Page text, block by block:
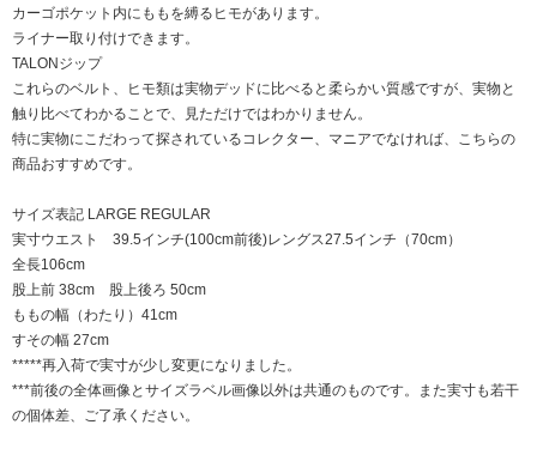
カーゴポケット内にももを縛るヒモがあります。
ライナー取り付けできます。
TALONジップ
これらのベルト、ヒモ類は実物デッドに比べると柔らかい質感ですが、実物と
触り比べてわかることで、見ただけではわかりません。
特に実物にこだわって探されているコレクター、マニアでなければ、こちらの
商品おすすめです。
サイズ表記 LARGE REGULAR
実寸ウエスト 39.5インチ(100cm前後)レングス27.5インチ（70cm）
全長106cm
股上前 38cm 股上後ろ 50cm
ももの幅（わたり）41cm
すその幅 27cm
*****再入荷で実寸が少し変更になりました。
***前後の全体画像とサイズラベル画像以外は共通のものです。また実寸も若干
の個体差、ご了承ください。